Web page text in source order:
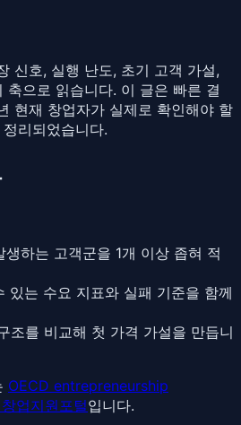
신호, 실행 난도, 초기 고객 가설,
축으로 읽습니다. 이 글은 빠른 결
현재 창업자가 실제로 확인해야 할
리되었습니다.
생하는 고객군을 1개 이상 좁혀 적
있는 수요 지표와 실패 기준을 함께
조를 비교해 첫 가격 가설을 만듭니
OECD entrepreneurship
업지원포털입니다.